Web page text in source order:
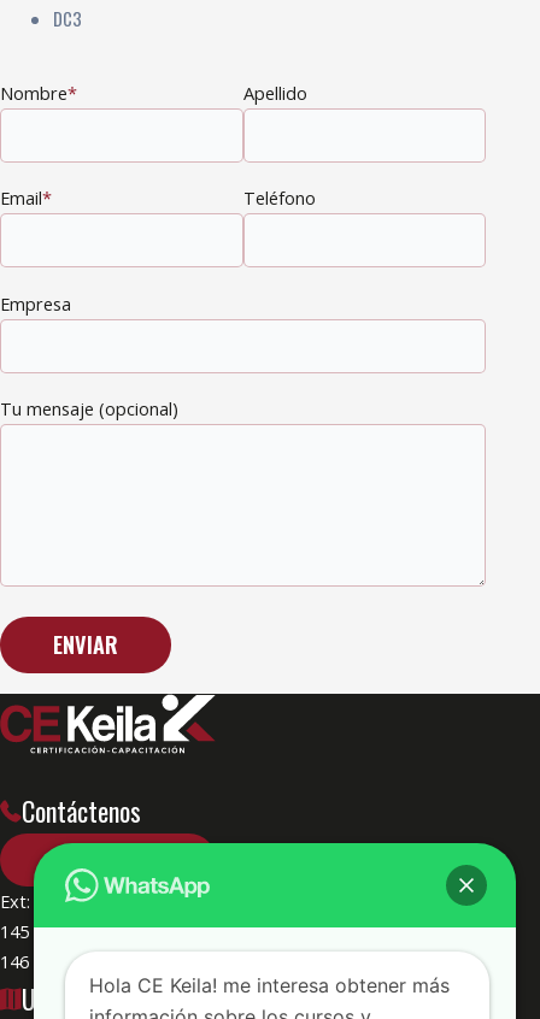
DC3
Nombre* Apellido
Email* Teléfono
Empresa
Tu mensaje (opcional)
Contáctenos
Ext: 142
145
146
UbicaciónHola CE Keila! me interesa obtener más